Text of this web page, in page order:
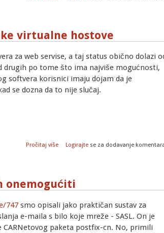
virtualne hostove
za web servise, a taj status obično dolazi
drugih po tome što ima najviše mogućnosti,
softvera korisnici imaju dojam da je
se dozna da to nije slučaj.
Pročitaj više o Apache: SSL ne podržava višestruke
Logirajte se za dodavanje
onemogućiti
747 smo opisali jako praktičan sustav za
e-maila s bilo koje mreže - SASL. On je
paketa postfix-cn. No, primili